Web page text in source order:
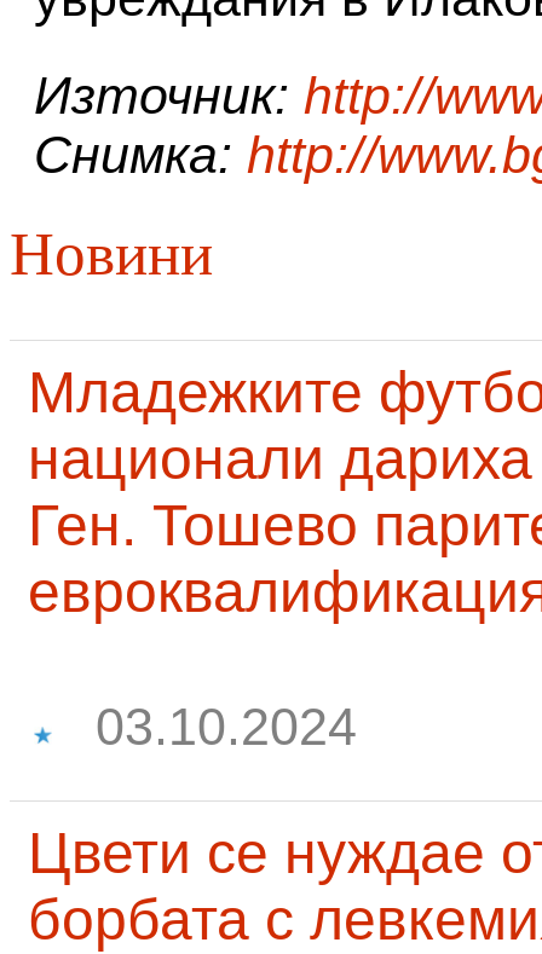
Източник: http://
Снимка: http://
Новини
Младежките
национали
Ген. Тошево
03.10.2024
Цвети се нуждае
борбата с